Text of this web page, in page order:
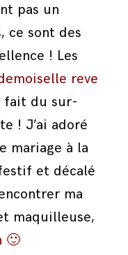
pas un
ce sont des
! Les
reve
fait du sur-
! J’ai adoré
mariage à la
et décalé
ma
maquilleuse,
🙂